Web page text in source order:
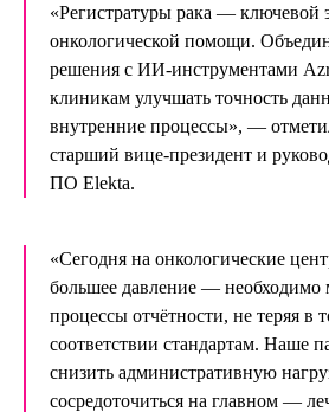
«Регистратуры рака — ключевой
онкологической помощи.
решения с ИИ-инструментами
клиникам улучшать точность
внутренние процессы», —
старший вице-президент и
ПО Elekta.
«Сегодня на онкологические
большее давление — необходимо
процессы отчётности, не теряя в
соответствии стандартам. Наше
снизить административную
сосредоточиться на главном —